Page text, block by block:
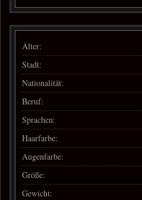
Alter:
Stadt:
Nationalität:
Beruf:
Sprachen:
Haarfarbe:
Augenfarbe:
Größe:
Gewicht: